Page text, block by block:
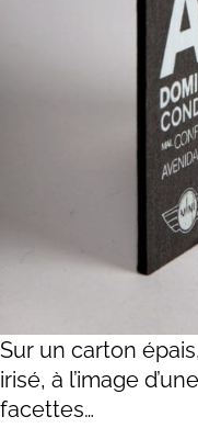
Sur un carton
irisé, à l’image
facettes…